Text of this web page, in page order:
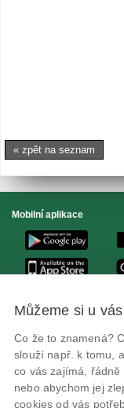
« zpět na seznam
Mobilní aplikace
© Státní zemědělská a
ID datové schránky:
IČO: 75014149, DIČ:
Zásady ochrany soukromí
Můžeme si u
Co že to znamená?
slouží např. k tomu,
co vás zajímá, řádně
nebo abychom jej
cookies od vás